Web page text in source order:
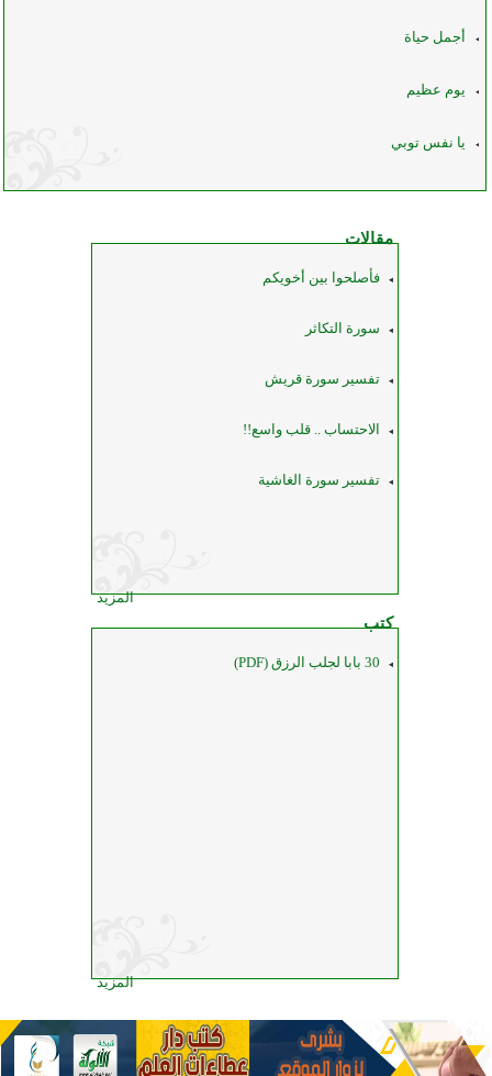
أجمل حياة
يوم عظيم
يا نفس توبي
مقالات
فأصلحوا بين أخويكم
سورة التكاثر
تفسير سورة قريش
الاحتساب .. قلب واسع!!
تفسير سورة الغاشية
المزيد
كتب
30 بابا لجلب الرزق (PDF)
المزيد